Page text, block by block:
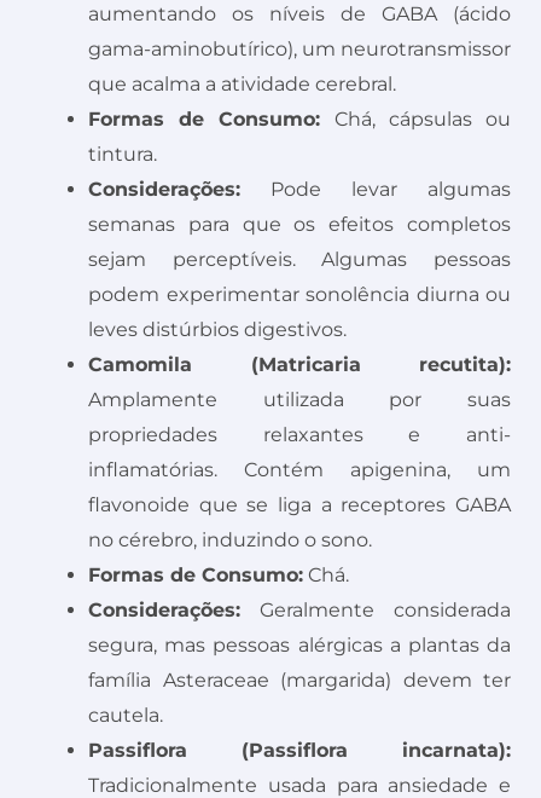
aumentando os níveis de GABA (ácido
gama-aminobutírico), um neurotransmissor
que acalma a atividade cerebral.
Formas de Consumo: Chá, cápsulas ou
tintura.
Considerações: Pode levar algumas
semanas para que os efeitos completos
sejam perceptíveis. Algumas pessoas
podem experimentar sonolência diurna ou
leves distúrbios digestivos.
Camomila (Matricaria recutita):
Amplamente utilizada por suas
propriedades relaxantes e anti-
inflamatórias. Contém apigenina, um
flavonoide que se liga a receptores GABA
no cérebro, induzindo o sono.
Formas de Consumo: Chá.
Considerações: Geralmente considerada
segura, mas pessoas alérgicas a plantas da
família Asteraceae (margarida) devem ter
cautela.
Passiflora (Passiflora incarnata):
Tradicionalmente usada para ansiedade e